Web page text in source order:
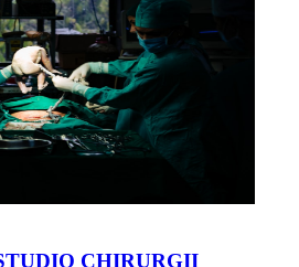
CHIRURGII